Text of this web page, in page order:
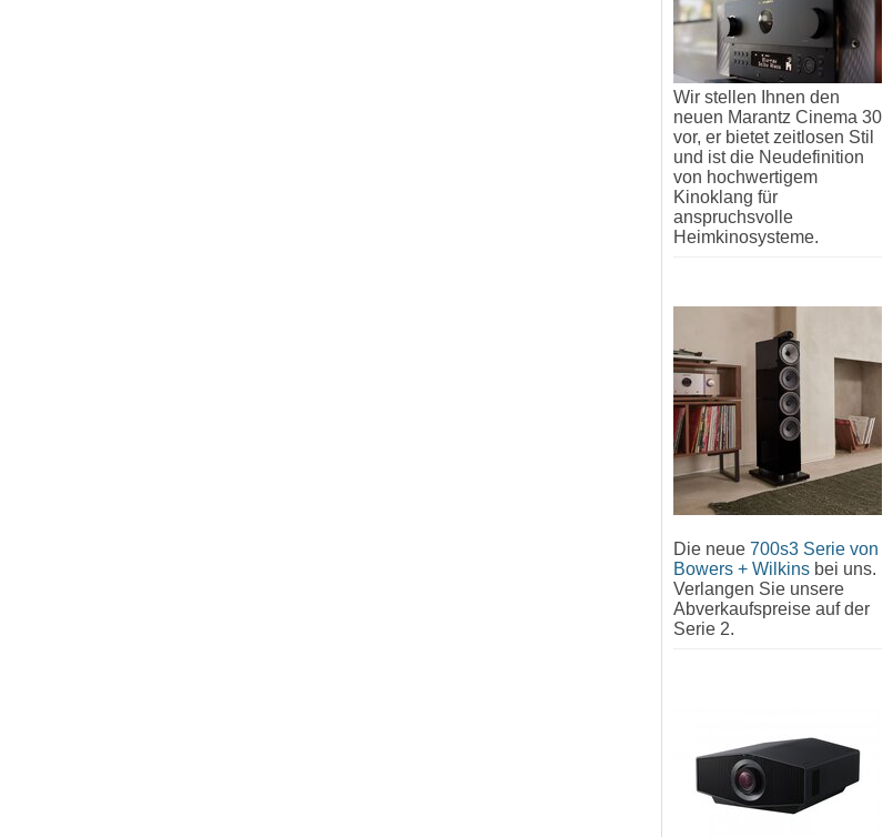
Wir stellen Ihnen den
neuen Marantz Cinema 30
vor, er bietet zeitlosen Stil
und ist die Neudefinition
von hochwertigem
Kinoklang für
anspruchsvolle
Heimkinosysteme.
Die neue 700s3 Serie von
Bowers + Wilkins bei uns.
Verlangen Sie unsere
Abverkaufspreise auf der
Serie 2.